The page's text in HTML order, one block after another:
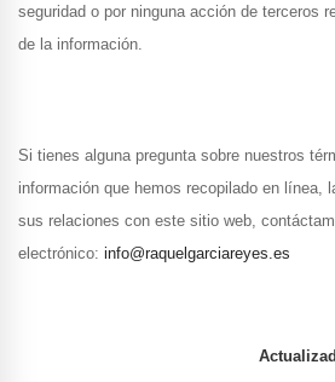
seguridad o por ninguna acción de terceros
de la información.
Si tienes alguna pregunta sobre nuestros
información que hemos recopilado en línea,
sus relaciones con este sitio web,
electrónico: info@raquelgarciareyes.es